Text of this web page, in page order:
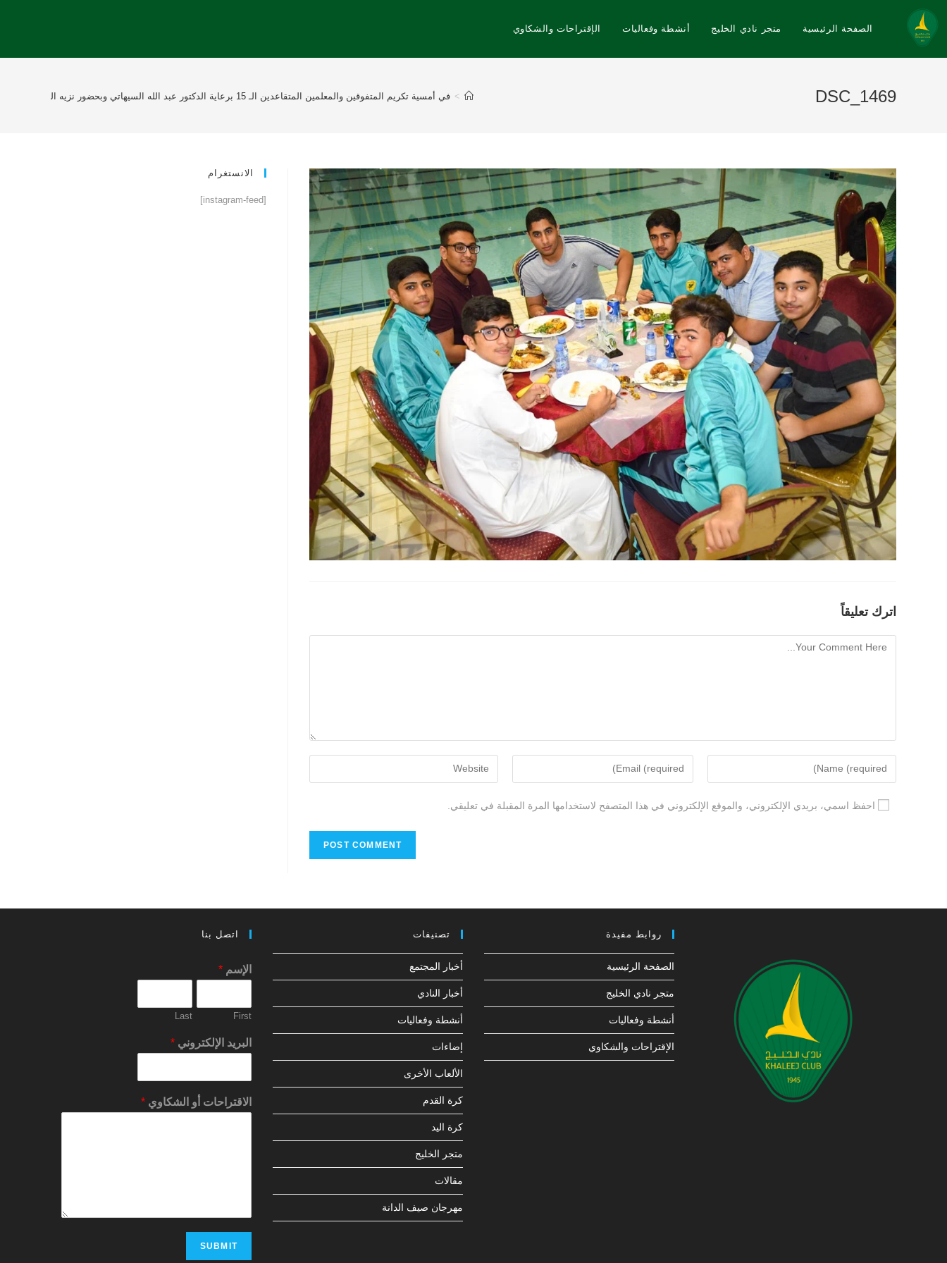
الصفحة الرئيسية متجر نادي الخليج أنشطة وفعاليات الإقتراحات والشكاوي
DSC_1469
> في أمسية تكريم المتفوقين والمعلمين المتقاعدين الـ 15 برعاية الدكتور عبد الله السيهاتي وبحضور نزيه النصر عضو إتحاد القدم إدارة نادي الخليج تكرم 175 طالباً متفوقاً منهم 57 خلجاوي وتكريم 8 معلمين
اترك تعليقاً
احفظ اسمي، بريدي الإلكتروني، والموقع الإلكتروني في هذا المتصفح لاستخدامها المرة المقبلة في تعليقي.
الانستغرام
[instagram-feed]
روابط مفيدة
الصفحة الرئيسية
متجر نادي الخليج
أنشطة وفعاليات
الإقتراحات والشكاوي
تصنيفات
أخبار المجتمع
أخبار النادي
أنشطة وفعاليات
إضاءات
الألعاب الأخرى
كرة القدم
كرة اليد
متجر الخليج
مقالات
مهرجان صيف الدانة
اتصل بنا
الإسم *
First
Last
البريد الإلكتروني *
الاقتراحات أو الشكاوي *
SUBMIT